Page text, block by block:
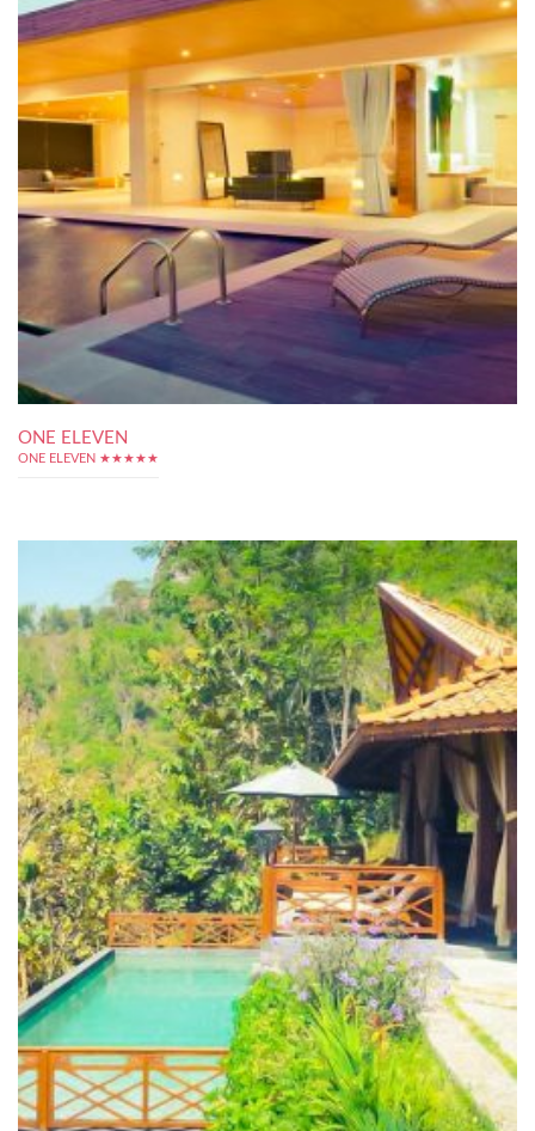
ONE ELEVEN
ONE ELEVEN ★★★★★